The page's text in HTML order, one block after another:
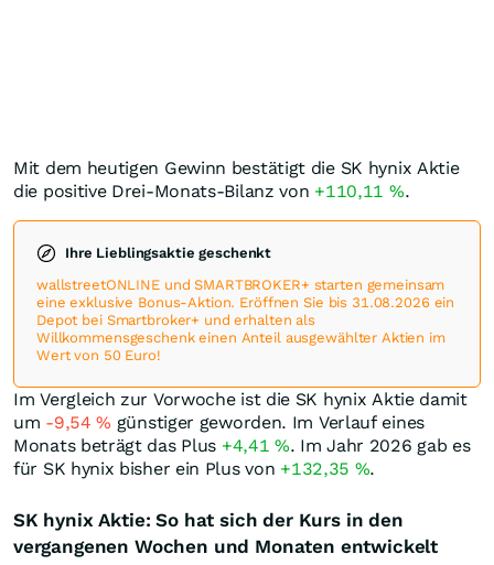
Mit dem heutigen Gewinn bestätigt die SK hynix Aktie
die positive Drei-Monats-Bilanz von +110,11 %.
Ihre Lieblingsaktie geschenkt
wallstreetONLINE und SMARTBROKER+ starten gemeinsam
eine exklusive Bonus-Aktion. Eröffnen Sie bis 31.08.2026 ein
Depot bei Smartbroker+ und erhalten als
Willkommensgeschenk einen Anteil ausgewählter Aktien im
Wert von 50 Euro!
Im Vergleich zur Vorwoche ist die SK hynix Aktie damit
um -9,54% günstiger geworden. Im Verlauf eines
Monats beträgt das Plus +4,41%. Im Jahr 2026 gab es
für SK hynix bisher ein Plus von +132,35 %.
SK hynix Aktie: So hat sich der Kurs in den
vergangenen Wochen und Monaten entwickelt